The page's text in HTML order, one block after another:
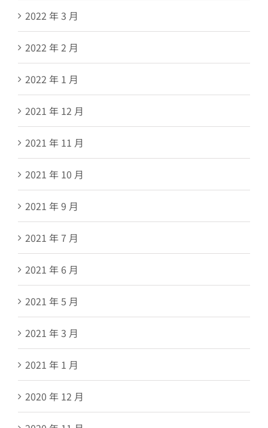
2022 年 3 月
2022 年 2 月
2022 年 1 月
2021 年 12 月
2021 年 11 月
2021 年 10 月
2021 年 9 月
2021 年 7 月
2021 年 6 月
2021 年 5 月
2021 年 3 月
2021 年 1 月
2020 年 12 月